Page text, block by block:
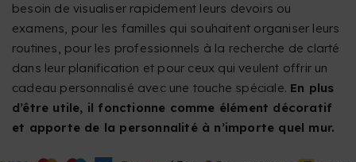
besoin de visualiser rapidement leurs devoirs ou
examens, pour les familles qui souhaitent organiser leurs
routines, pour les professionnels à la recherche de clarté
dans leur planification et pour ceux qui veulent offrir un
cadeau personnalisé avec une touche spéciale. En plus
d’être utile, il fonctionne comme élément décoratif
et apporte de la personnalité à n’importe quel mur.